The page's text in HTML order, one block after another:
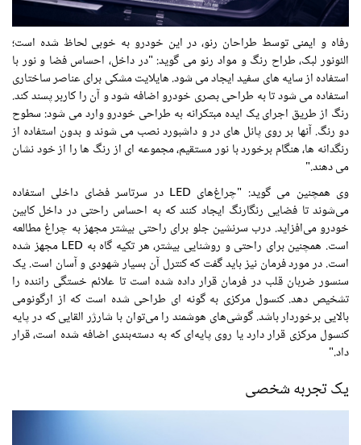
رفاه و ایمنی توسط طراحان رنو، در این خودرو به خوبی لحاظ شده است؛
الئونور لبک، طراح رنگ و مواد رنو می گوید: "در داخل، احساس فضا و نور با
استفاده از سایه های سفید ایجاد می شود. هایلایت مشکی برای عناصر ساختاری
استفاده می شود تا به طراحی بصری خودرو اضافه شود و آن را کاربر پسند کند.
رنگ از طریق اجرای یک ایده مبتکرانه به طراحی خودرو وارد می شود: سطوح
دو رنگ. آنها بر روی پانل های در و داشبورد نصب می شوند و بدون استفاده از
رنگدانه ها، هنگام برخورد با نور مستقیم، مجموعه ای از رنگ ها را از خود نشان
می دهند."
وی همچنین می گوید: "چراغ‌های LED در سرتاسر فضای داخلی استفاده
می‌شوند تا فضایی رنگارنگ ایجاد کنند که به احساس راحتی در داخل کابین
خودرو می‌افزاید. درب سرنشین جلو برای راحتی بیشتر مجهز به چراغ مطالعه
است. همچنین برای راحتی و روشنایی بیشتر، هر تکیه گاه به LED مجهز شده
است. در مورد فرمان نیز باید گفت که کنترل آن بسیار شهودی و آسان است. یک
سنسور ضربان قلب در فرمان قرار داده شده است تا علائم خستگی راننده را
تشخیص دهد. کنسول مرکزی به گونه ای طراحی شده است که از ارگونومی
بالایی برخوردار باشد. گوشی‌های هوشمند را می‌توان با شارژر القایی که در پایه
کنسول مرکزی قرار دارد یا روی پایه‌ای که به دسته‌بندی اضافه شده است، قرار
داد."
یک تجربه شخصی